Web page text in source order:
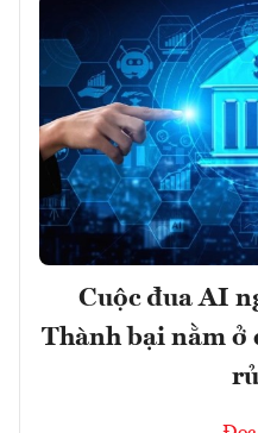
Cuộc đua AI
Thành bại nằm ở